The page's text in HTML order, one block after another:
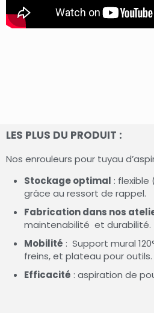
LES PLUS DU PRODUIT :
Nos enrouleurs pour tuyau
Stockage optimal : flexible
grâce au ressort de rappel.
Fabrication dans nos
maintenabilité et durabilité.
Mobilité : Support mural
freins, et plateau pour outils.
Efficacité : aspiration de